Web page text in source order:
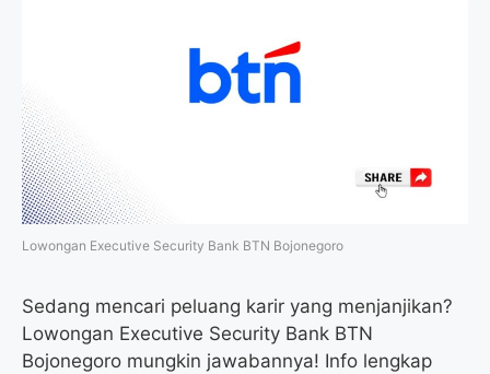
Lowongan Executive Security Bank BTN Bojonegoro
Sedang mencari peluang karir yang menjanjikan?
Lowongan Executive Security Bank BTN
Bojonegoro mungkin jawabannya! Info lengkap